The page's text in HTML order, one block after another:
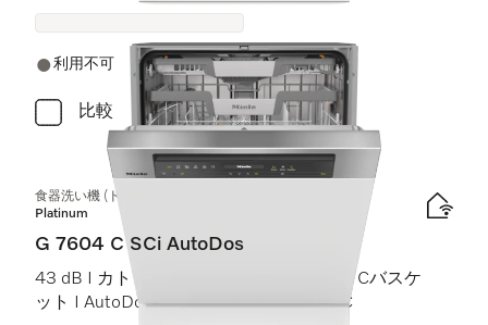
利用不可
比較
食器洗い機 (ドア材取付専用タイプ)
Platinum
G 7604 C SCi AutoDos
43 dB I カトラリートレイ I ExtraComfort Cバスケ
ット I AutoDos I 高温洗浄・すすぎ 75 °C